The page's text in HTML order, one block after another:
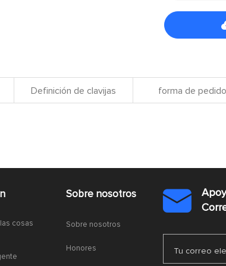
Definición de clavijas forma de pedido
cosas
Sobre nosotros
Sobre nosotros
Honores

Tu correo